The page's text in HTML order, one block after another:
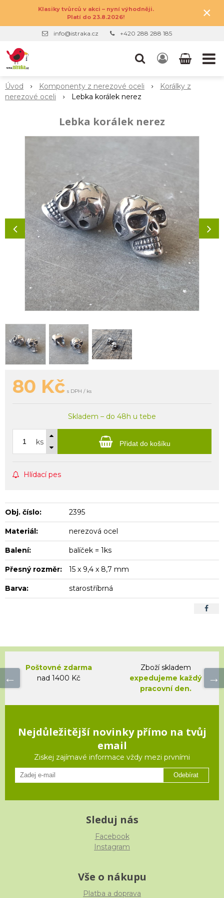
Klasiky tvůrců v akci – nyní výhodněji.
Platí do 23.8.2026!
×
info@istraka.cz +420 288 288 185
Úvod Komponenty z nerezové oceli
Korálky z
nerezové oceli
Lebka korálek nerez
Lebka korálek nerez
80 Kč s DPH / ks
Skladem – do 48h u tebe
ks Přidat do košíku
Hlídací pes
Obj. číslo: 2395
Materiál: nerezová ocel
Balení: balíček = 1ks
Přesný rozměr: 15 x 9,4 x 8,7 mm
Barva: starostříbrná
Poštovné zdarma
nad 1400 Kč
Zboží skladem
expedujeme každý
pracovní den.
Nejdůležitější novinky přímo na tvůj
email
Ziskej zajímavé informace vždy mezi prvními
Odebírat
Sleduj nás
Facebook
Instagram
Vše o nákupu
Platba a doprava